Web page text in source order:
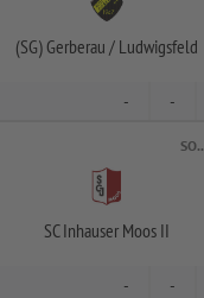
(SG) Gerberau / Ludwigsfeld
- -
SO..
SC Inhauser Moos II
- -